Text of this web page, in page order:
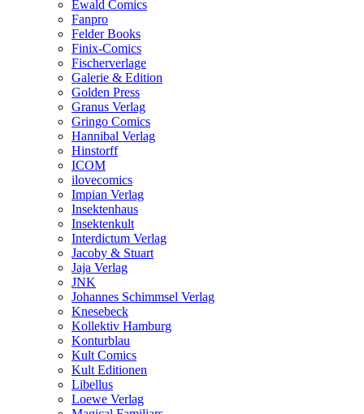
Ewald Comics
Fanpro
Felder Books
Finix-Comics
Fischerverlage
Galerie & Edition
Golden Press
Granus Verlag
Gringo Comics
Hannibal Verlag
Hinstorff
ICOM
ilovecomics
Impian Verlag
Insektenhaus
Insektenkult
Interdictum Verlag
Jacoby & Stuart
Jaja Verlag
JNK
Johannes Schimmsel Verlag
Knesebeck
Kollektiv Hamburg
Konturblau
Kult Comics
Kult Editionen
Libellus
Loewe Verlag